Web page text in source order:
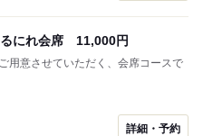
るにれ会席 11,000円
用意させていただく、会席コースで
詳細・予約